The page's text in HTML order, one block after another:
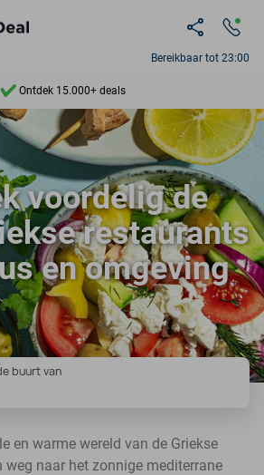
Bereikbaar tot 23:00
Ontdek 15.000+ deals
7 dagen per week beschikbaar
10+ miljoen leden
9,4
Ontdek 15.000+ deals
voordelig de
restaurants
en omgeving
buurt van
en warme wereld van de Griekse
weg naar het zonnige mediterrane